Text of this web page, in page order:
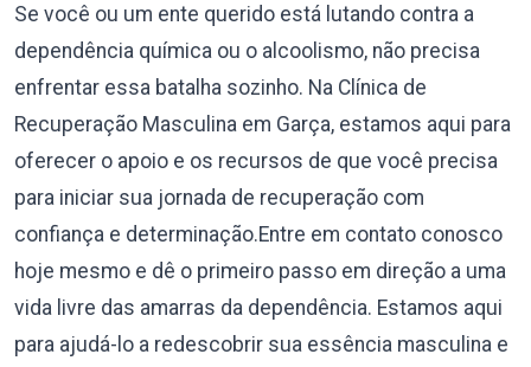
Se você ou um ente querido está lutando contra a
dependência química ou o alcoolismo, não precisa
enfrentar essa batalha sozinho. Na Clínica de
Recuperação Masculina em Garça, estamos aqui para
oferecer o apoio e os recursos de que você precisa
para iniciar sua jornada de recuperação com
confiança e determinação.Entre em contato conosco
hoje mesmo e dê o primeiro passo em direção a uma
vida livre das amarras da dependência. Estamos aqui
para ajudá-lo a redescobrir sua essência masculina e